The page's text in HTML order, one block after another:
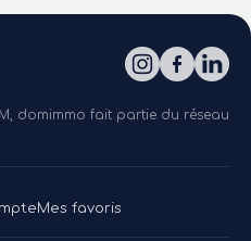
domimmo fait partie du réseau
Mes favoris